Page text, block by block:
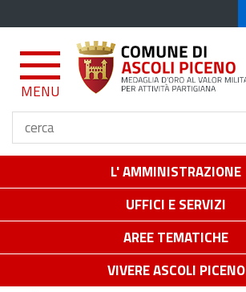
MENU
L' AMMINISTRAZIONE
UFFICI E SERVIZI
AREE TEMATICHE
VIVERE ASCOLI PICENO